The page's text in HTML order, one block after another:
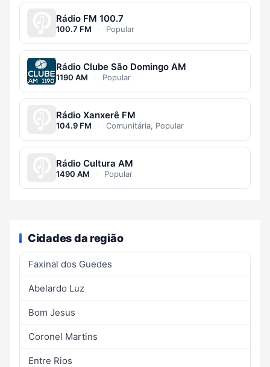
Rádio FM 100.7
100.7 FM · Popular
Rádio Clube São Domingo AM
1190 AM · Popular
Rádio Xanxerê FM
104.9 FM · Comunitária, Popular
Rádio Cultura AM
1490 AM · Popular
Cidades da região
Faxinal dos Guedes
Abelardo Luz
Bom Jesus
Coronel Martins
Entre Rios